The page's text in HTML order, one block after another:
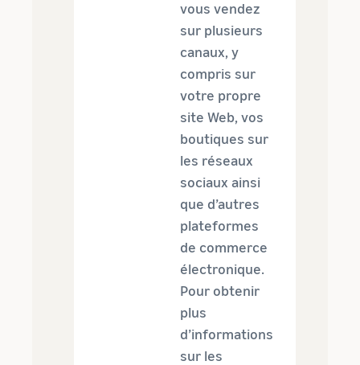
vous vendez
sur plusieurs
canaux, y
compris sur
votre propre
site Web, vos
boutiques sur
les réseaux
sociaux ainsi
que d’autres
plateformes
de commerce
électronique.
Pour obtenir
plus
d’informations
sur les